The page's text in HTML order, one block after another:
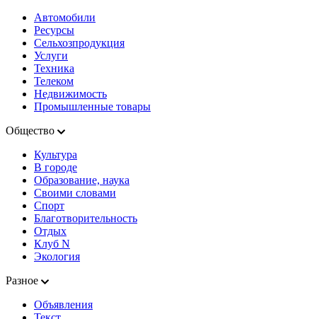
Автомобили
Ресурсы
Сельхозпродукция
Услуги
Техника
Телеком
Недвижимость
Промышленные товары
Общество
Культура
В городе
Образование, наука
Своими словами
Спорт
Благотворительность
Отдых
Клуб N
Экология
Разное
Объявления